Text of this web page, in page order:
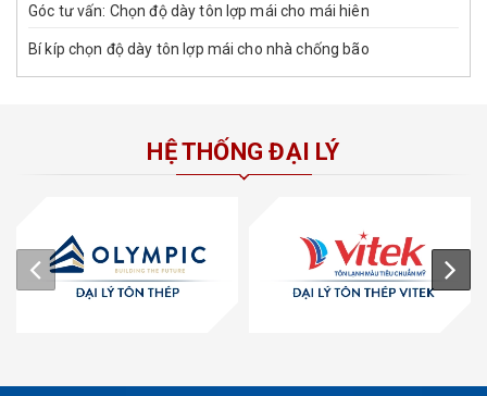
Góc tư vấn: Chọn độ dày tôn lợp mái cho mái hiên
Bí kíp chọn độ dày tôn lợp mái cho nhà chống bão
HỆ THỐNG ĐẠI LÝ